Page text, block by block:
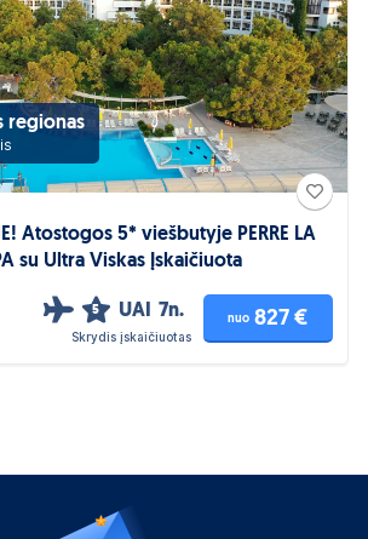
regionas
Atostogos 5* viešbutyje PERRE LA
su Ultra Viskas Įskaičiuota
5 UAI 7n.
Skrydis įskaičiuotas
nuo 827 €